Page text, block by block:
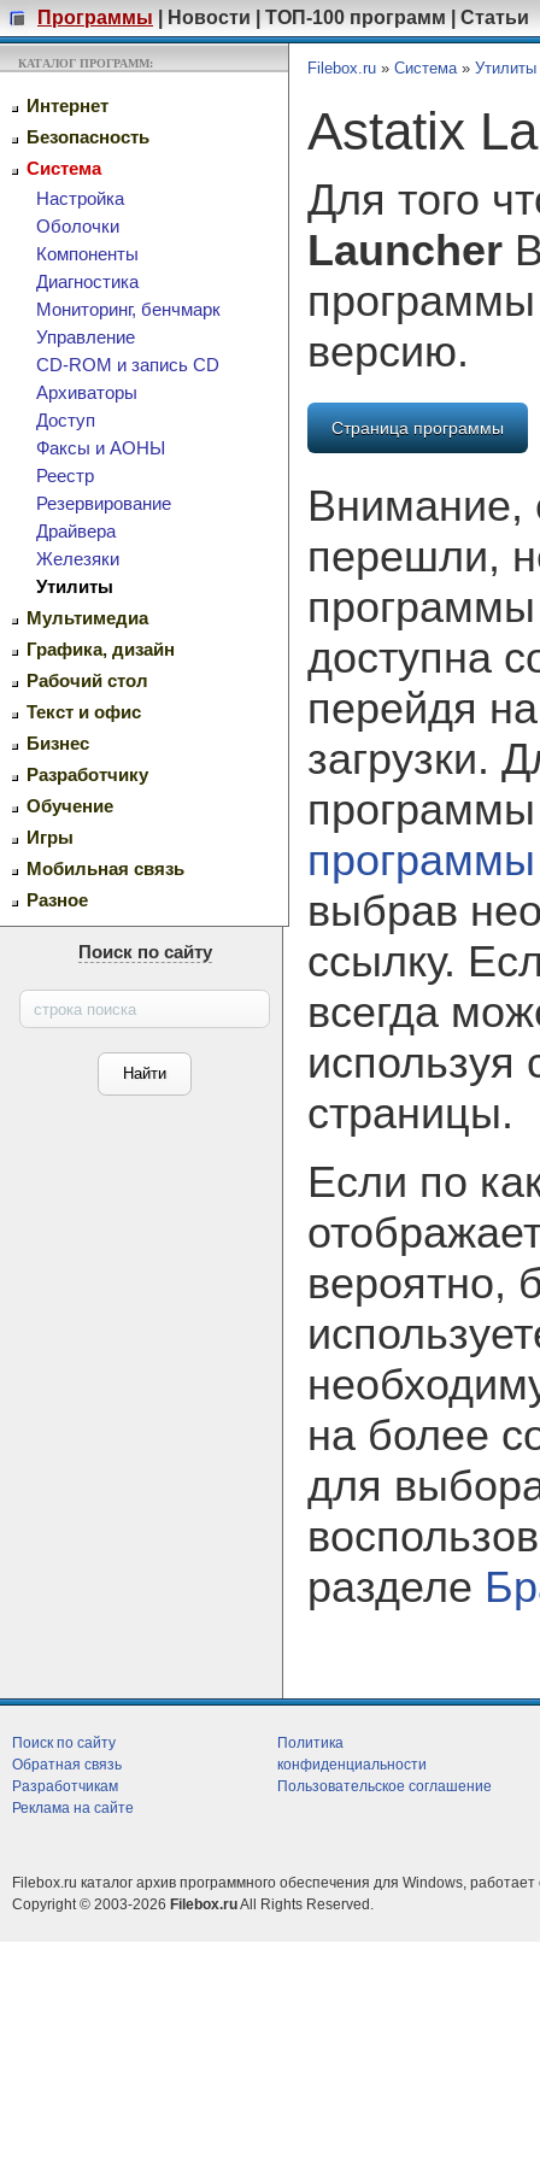
Программы Новости ТОП-100 программ Статьи
КАТАЛОГ ПРОГРАММ:
Интернет
Безопасность
Система
Настройка
Оболочки
Компоненты
Диагностика
Мониторинг, бенчмарк
Управление
CD-ROM и запись CD
Архиваторы
Доступ
Факсы и АОНЫ
Реестр
Резервирование
Драйвера
Железяки
Утилиты
Мультимедиа
Графика, дизайн
Рабочий стол
Текст и офис
Бизнес
Разработчику
Обучение
Игры
Мобильная связь
Разное
Поиск по сайту
Filebox.ru » Система» Утилиты
Astatix
Для того
Launcher
версию.
Страница программы
Внимание,
перешли,
доступна
перейдя
загрузки.
программы
выбрав
ссылку.
всегда
используя
страницы.
Если по
вероятно,
на более
для
разделе
Поиск по сайту
Обратная связь
Разработчикам
Реклама на сайте
Политика
конфиденциальности
Пользовательское соглашение
Filebox.ru каталог архив программного обеспечения для Windows, работает
Copyright © 2003-2026 Filebox.ruAll Rights Reserved.